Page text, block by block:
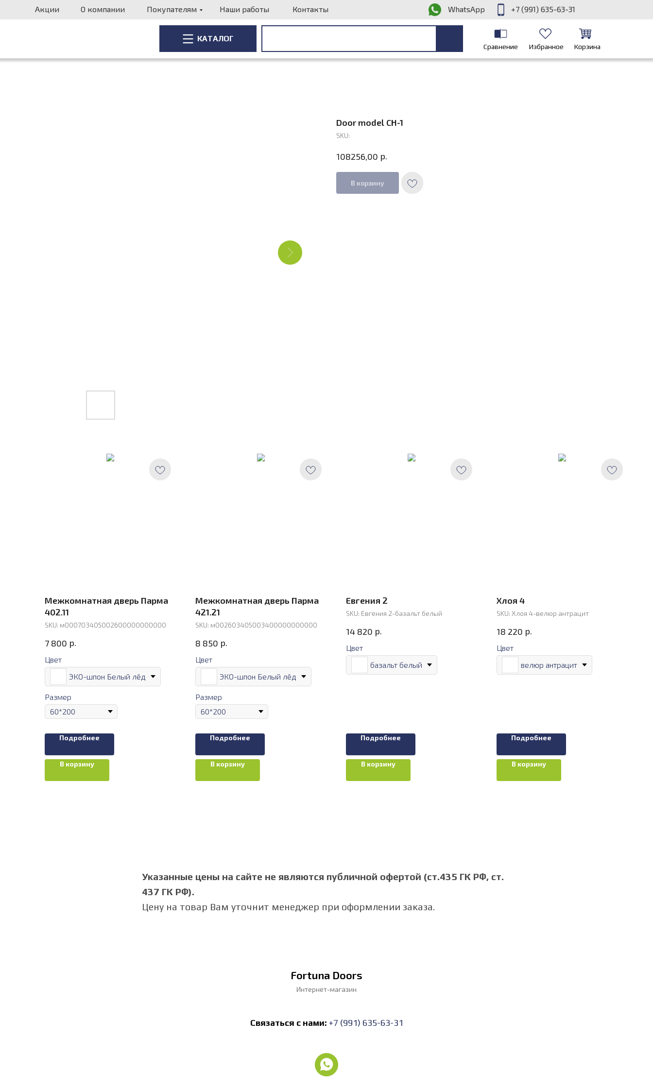
Акции О компании Покупателям Наши работы Контакты WhatsApp +7 (991) 635-63-31
КАТАЛОГ
Сравнение Избранное Корзина
Door model СН-1
SKU:
108256,00 р.
В корзину
Межкомнатная дверь Парма
402.11
SKU: м000703405002600000000000
7 800 р.
Цвет
ЭКО-шпон Белый лёд
Размер
Подробнее
В корзину
Межкомнатная дверь Парма
421.21
SKU: м002603405003400000000000
8 850 р.
Цвет
ЭКО-шпон Белый лёд
Размер
Подробнее
В корзину
Евгения 2
SKU: Евгения 2-базальт белый
14 820 р.
Цвет
базальт белый
Подробнее
В корзину
Хлоя 4
SKU: Хлоя 4-велюр антрацит
18 220 р.
Цвет
велюр антрацит
Подробнее
В корзину
Указанные цены на сайте не являются публичной офертой (ст.435 ГК РФ, cт.
437 ГК РФ).
Цену на товар Вам уточнит менеджер при оформлении заказа.
Fortuna Doors
Интернет-магазин
Связаться с нами: +7 (991) 635-63-31